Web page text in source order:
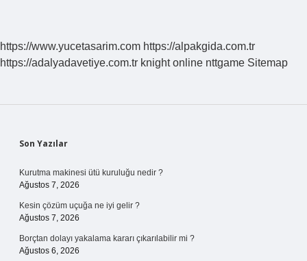
https://www.yucetasarim.com https://alpakgida.com.tr
https://adalyadavetiye.com.tr knight online nttgame Sitemap
Sidebar
Son Yazılar
Kurutma makinesi ütü kuruluğu nedir ?
Ağustos 7, 2026
Kesin çözüm uçuğa ne iyi gelir ?
Ağustos 7, 2026
Borçtan dolayı yakalama kararı çıkarılabilir mi ?
Ağustos 6, 2026